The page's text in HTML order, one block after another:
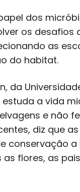
dos
os desafios
as
do habitat.
da
estuda a vida
e não
diz que
conservação
flores, as